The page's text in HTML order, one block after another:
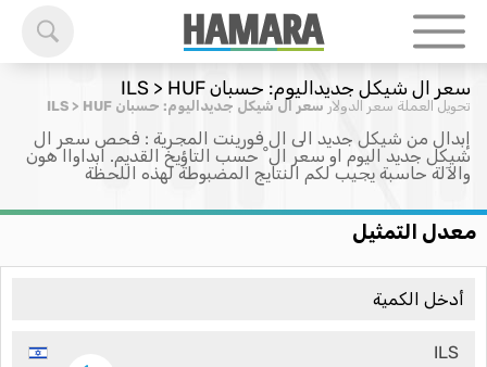
سعر ال شيكل جديداليوم: حسبان ILS > HUF
تحويل العملة سعر الدولار سعر ال شيكل جديداليوم: حسبان ILS > HUF
إبدال من شيكل جديد الى ال فورينت المجرية : فحص سعر ال
شيكل جديد اليوم او سعر ال ْ حسب التاؤيخ القديم. ابداواا هون
والآلة حاسبة يجيب لكم النتايج المضبوطة لهذه اللحظة
معدل التمثيل
ILS